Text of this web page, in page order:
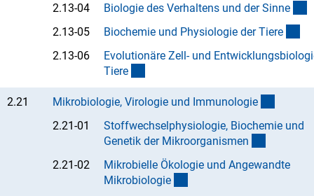
2.13-04
Biologie des Verhaltens und der Sinne
2.13-05
Biochemie und Physiologie der Tiere
2.13-06
Evolutionäre Zell- und
Tiere
2.21 Mikrobiologie, Virologie und Immunologie
2.21-01
Stoffwechselphysiologie, Biochemie und
Genetik der Mikroorganismen
2.21-02
Mikrobielle Ökologie und Angewandte
Mikrobiologie